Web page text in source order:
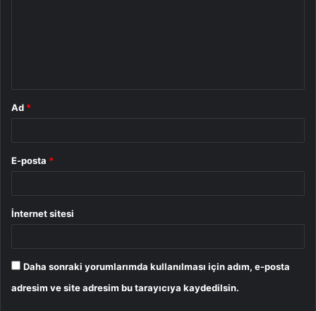
Ad *
E-posta *
İnternet sitesi
Daha sonraki yorumlarımda kullanılması için adım, e-posta
adresim ve site adresim bu tarayıcıya kaydedilsin.